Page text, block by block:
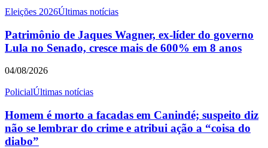
Eleições 2026Últimas notícias
Patrimônio de Jaques Wagner, ex-líder do governo
Lula no Senado, cresce mais de 600% em 8 anos
04/08/2026
PolicialÚltimas notícias
Homem é morto a facadas em Canindé; suspeito diz
não se lembrar do crime e atribui ação a “coisa do
diabo”